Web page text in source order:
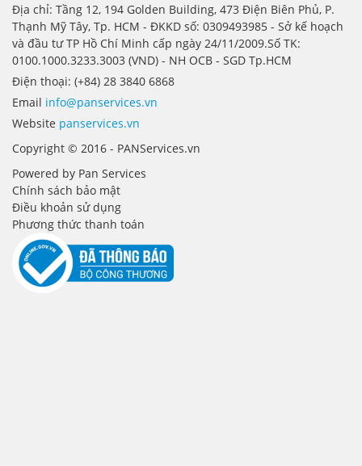
Địa chỉ: Tầng 12, 194 Golden Building, 473 Điện Biên Phủ, P.
Thạnh Mỹ Tây, Tp. HCM - ÐKKD số: 0309493985 - Sở kế hoạch
và đầu tư TP Hồ Chí Minh cấp ngày 24/11/2009.Số TK:
0100.1000.3233.3003 (VND) - NH OCB - SGD Tp.HCM
Điện thoại: (+84) 28 3840 6868
Email info@panservices.vn
Website panservices.vn
Copyright © 2016 - PANServices.vn
Powered by Pan Services
Chính sách bảo mật
Điều khoản sử dụng
Phương thức thanh toán